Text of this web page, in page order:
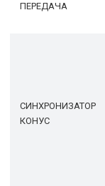
ПЕРЕДАЧА
СИНХРОНИЗАТОР
КОНУС